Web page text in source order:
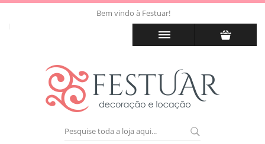
Bem vindo à Festuar!